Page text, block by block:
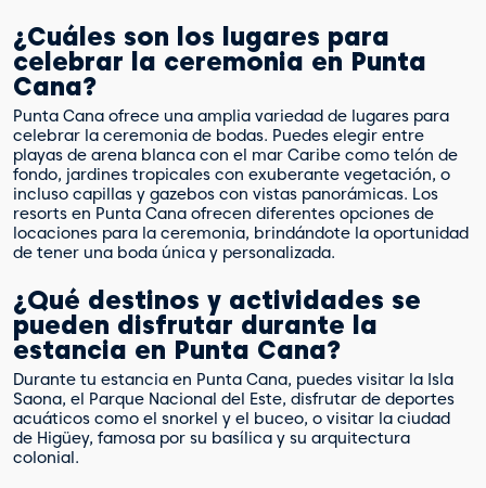
¿Cuáles son los lugares para
celebrar la ceremonia en Punta
Cana?
Punta Cana ofrece una amplia variedad de lugares para
celebrar la ceremonia de bodas. Puedes elegir entre
playas de arena blanca con el mar Caribe como telón de
fondo, jardines tropicales con exuberante vegetación, o
incluso capillas y gazebos con vistas panorámicas. Los
resorts en Punta Cana ofrecen diferentes opciones de
locaciones para la ceremonia, brindándote la oportunidad
de tener una boda única y personalizada.
¿Qué destinos y actividades se
pueden disfrutar durante la
estancia en Punta Cana?
Durante tu estancia en Punta Cana, puedes visitar la Isla
Saona, el Parque Nacional del Este, disfrutar de deportes
acuáticos como el snorkel y el buceo, o visitar la ciudad
de Higüey, famosa por su basílica y su arquitectura
colonial.